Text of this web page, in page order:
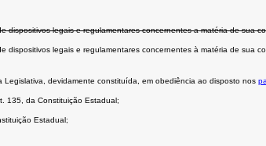
legais e regulamentares concernentes a matéria de sua
legais e regulamentares concernentes à matéria de sua
devidamente constituída, em obediência ao disposto nos
135, da Constituição Estadual;
Estadual;